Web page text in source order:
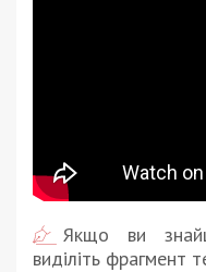
Якщо ви
виділіть фрагмент